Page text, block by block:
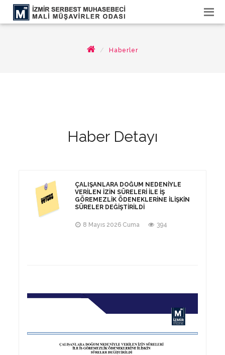
Haberler
Haber Detayı
ÇALIŞANLARA DOĞUM NEDENIYLE
VERILEN İZIN SÜRELERI ILE İŞ
GÖREMEZLIK ÖDENEKLERINE İLIŞKIN
SÜRELER DEĞIŞTIRILDI
8 Mayıs 2026 Cuma 394